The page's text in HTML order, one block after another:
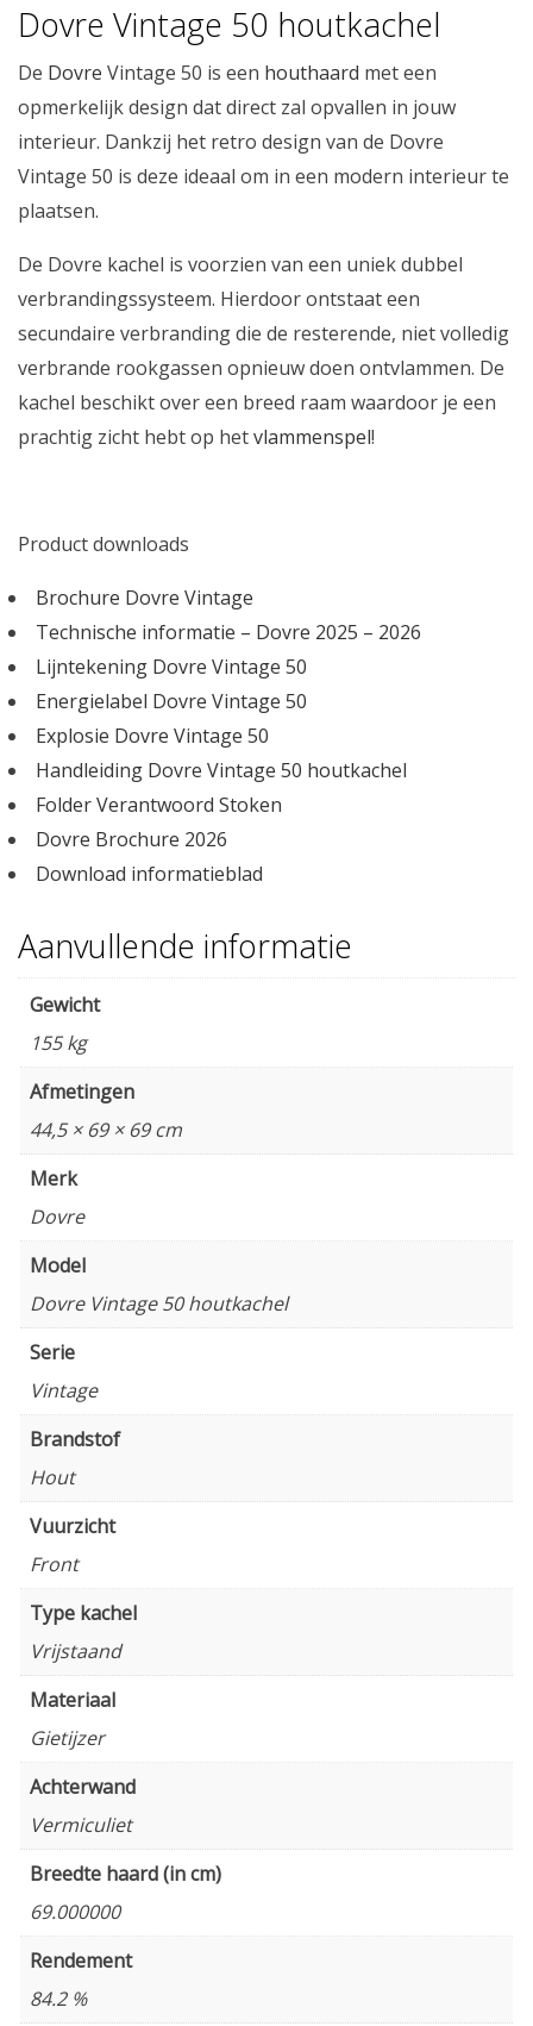
Dovre Vintage 50 houtkachel
De Dovre Vintage 50 is een houthaard met een
opmerkelijk design dat direct zal opvallen in jouw
interieur. Dankzij het retro design van de Dovre
Vintage 50 is deze ideaal om in een modern interieur te
plaatsen.
De Dovre kachel is voorzien van een uniek dubbel
verbrandingssysteem. Hierdoor ontstaat een
secundaire verbranding die de resterende, niet volledig
verbrande rookgassen opnieuw doen ontvlammen. De
kachel beschikt over een breed raam waardoor je een
prachtig zicht hebt op hetvlammenspel!
Product downloads
Brochure Dovre Vintage
Technische informatie – Dovre 2025 – 2026
Lijntekening Dovre Vintage 50
Energielabel Dovre Vintage 50
Explosie Dovre Vintage 50
Handleiding Dovre Vintage 50 houtkachel
Folder Verantwoord Stoken
Dovre Brochure 2026
Download informatieblad
Aanvullende informatie
Gewicht
155 kg
Afmetingen
44,5 × 69 × 69 cm
Merk
Dovre
Model
Dovre Vintage 50 houtkachel
Serie
Vintage
Brandstof
Hout
Vuurzicht
Front
Type kachel
Vrijstaand
Materiaal
Gietijzer
Achterwand
Vermiculiet
Breedte haard (in cm)
69.000000
Rendement
84.2 %